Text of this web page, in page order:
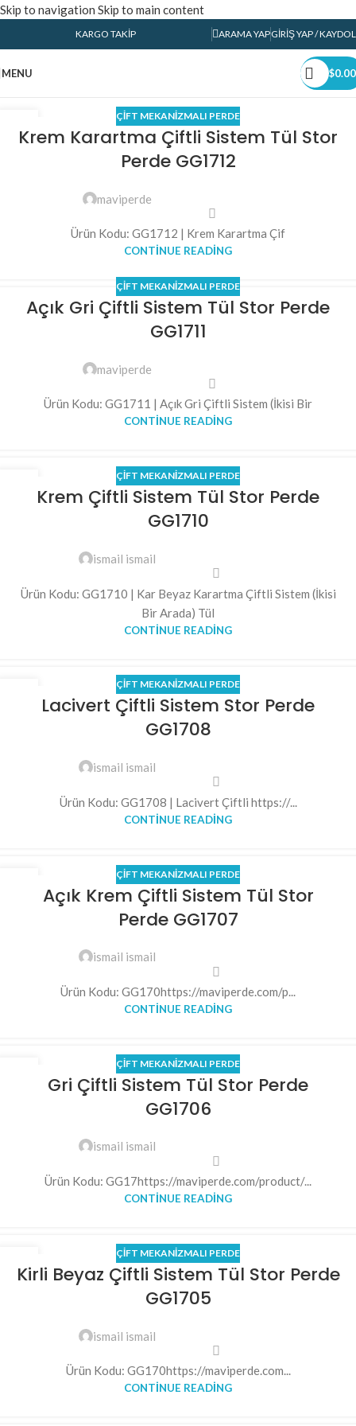
Skip to navigation Skip to main content
KARGO TAKIP ARAMA YAPGIRIŞ YAP / KAYDOL
MENU $0.00
HAZ
ÇIFT MEKANIZMALI PERDE
Krem Karartma Çiftli Sistem Tül Stor
Perde GG1712
maviperde
Ürün Kodu: GG1712 | Krem Karartma Çif
CONTINUE READING
ÇIFT MEKANIZMALI PERDE
Açık Gri Çiftli Sistem Tül Stor Perde
GG1711
maviperde
Ürün Kodu: GG1711 | Açık Gri Çiftli Sistem (İkisi Bir
CONTINUE READING
ÇIFT MEKANIZMALI PERDE
Krem Çiftli Sistem Tül Stor Perde
GG1710
ismail ismail
Ürün Kodu: GG1710 | Kar Beyaz Karartma Çiftli Sistem (İkisi
Bir Arada) Tül
CONTINUE READING
ÇIFT MEKANIZMALI PERDE
Lacivert Çiftli Sistem Stor Perde
GG1708
ismail ismail
Ürün Kodu: GG1708 | Lacivert Çiftli https://...
CONTINUE READING
ÇIFT MEKANIZMALI PERDE
Açık Krem Çiftli Sistem Tül Stor
Perde GG1707
ismail ismail
Ürün Kodu: GG170https://maviperde.com/p...
CONTINUE READING
ÇIFT MEKANIZMALI PERDE
Gri Çiftli Sistem Tül Stor Perde
GG1706
ismail ismail
Ürün Kodu: GG17https://maviperde.com/product/...
CONTINUE READING
MAY
ÇIFT MEKANIZMALI PERDE
Kirli Beyaz Çiftli Sistem Tül Stor Perde
GG1705
ismail ismail
Ürün Kodu: GG170https://maviperde.com...
CONTINUE READING